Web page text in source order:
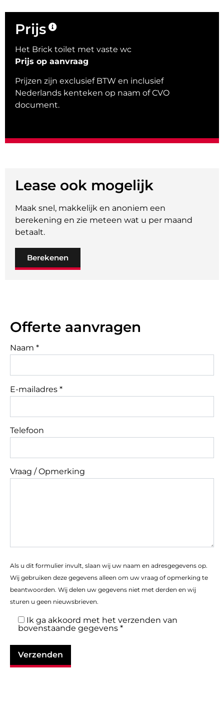
Offerte aanvragen
Naam *
E-mailadres *
Telefoon
Vraag / Opmerking
Als u dit formulier invult, slaan wij uw naam en adresgegevens op.
Wij gebruiken deze gegevens alleen om uw vraag of opmerking te
beantwoorden. Wij delen uw gegevens niet met derden en wij
sturen u geen nieuwsbrieven.
Ik ga akkoord met het verzenden van
bovenstaande gegevens *
Prijs
Het Brick toilet met vaste wc
Prijs op aanvraag
Prijzen zijn exclusief BTW en inclusief
Nederlands kenteken op naam of CVO
document.
Lease ook mogelijk
Maak snel, makkelijk en anoniem een
berekening en zie meteen wat u per maand
betaalt.
Berekenen